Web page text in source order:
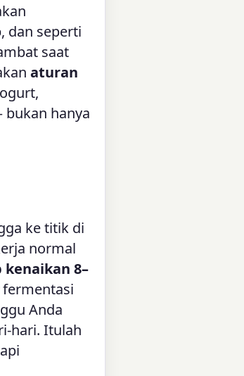
dan seperti
saat
aturan
hanya
ke titik di
normal
8–
fermentasi
Anda
hari. Itulah